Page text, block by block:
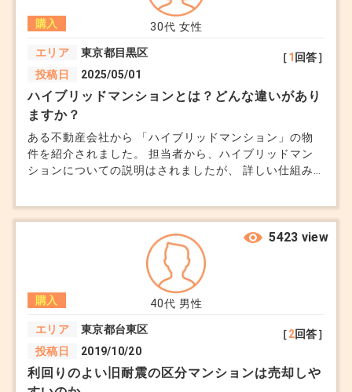
30代 女性
購入
エリア
東京都目黒区
投稿日
2025/05/01
［1 回答］
ハイブリッドマンションとは？どんな違いがあり
ますか？
ある不動産会社から 「ハイブリッドマンション」の物
件を紹介されました。 担当者から、ハイブリッドマン
ションについての説明はされましたが、 詳しい仕組み
た。 ネットで「ハイブリッドマンションとは」と検索
しても、 情報が断片的でよくわかっていません。 将来
的な修繕費や資産価値、耐震性、遮音性など、 通常の
RC造やSRC造のマンションと比べて、どんな違いがあ
るのでしょうか？ ハイブリッドマンション特有の注意
点などもあるのでしょうか？
40代 男性
購入
エリア
東京都台東区
投稿日
2019/10/20
［2回答］
5423 view
利回りのよい旧耐震の区分マンションは売却しや